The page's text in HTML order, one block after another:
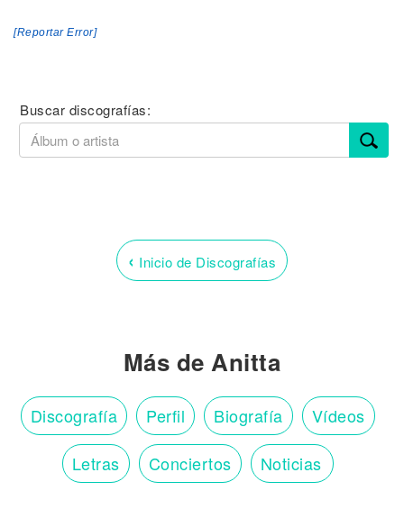
[Reportar Error]
Buscar discografías:
‹ Inicio de Discografías
Más de Anitta
Discografía Perfil Biografía Vídeos
Letras Conciertos Noticias